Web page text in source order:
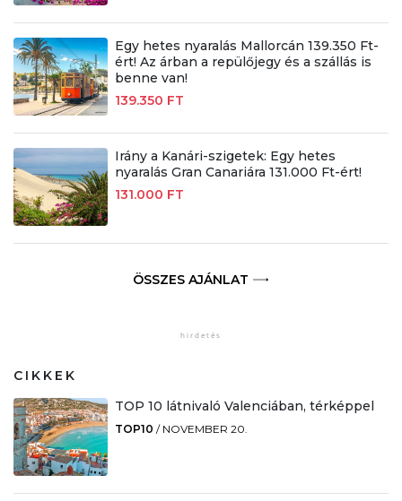
Egy hetes nyaralás Mallorcán 139.350 Ft-
ért! Az árban a repülőjegy és a szállás is
benne van!
139.350 FT
Irány a Kanári-szigetek: Egy hetes
nyaralás Gran Canariára 131.000 Ft-ért!
131.000 FT
ÖSSZES AJÁNLAT
CIKKEK
TOP 10 látnivaló Valenciában, térképpel
TOP10 / NOVEMBER 20.